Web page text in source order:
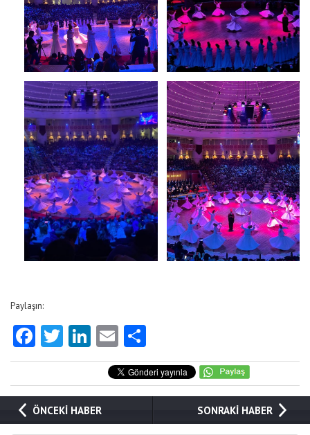
Paylaşın:
Facebook
Twitter
LinkedIn
Email
ÖNCEKİ HABER SONRAKİ HABER